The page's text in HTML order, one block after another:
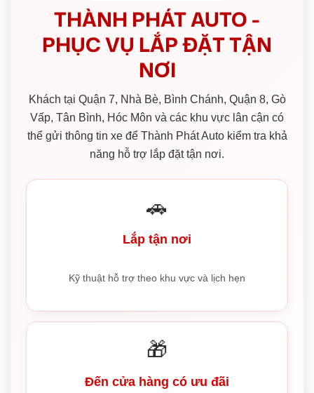
THÀNH PHÁT AUTO -
PHỤC VỤ LẮP ĐẶT TẬN
NƠI
Khách tại Quận 7, Nhà Bè, Bình Chánh, Quận 8, Gò
Vấp, Tân Bình, Hóc Môn và các khu vực lân cận có
thể gửi thông tin xe để Thành Phát Auto kiểm tra khả
năng hỗ trợ lắp đặt tận nơi.
🚗
Lắp tận nơi
Kỹ thuật hỗ trợ theo khu vực và lịch hẹn
🎁
Đến cửa hàng có ưu đãi